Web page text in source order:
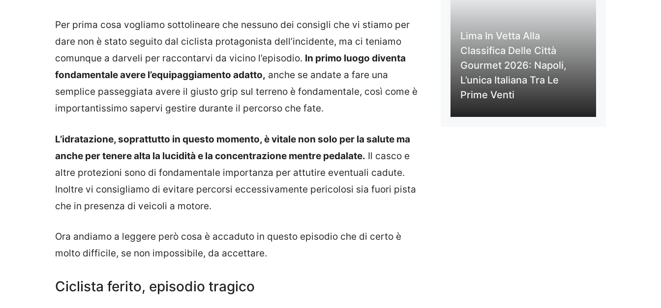
Per prima cosa vogliamo sottolineare che nessuno dei consigli che vi stiamo per
dare non è stato seguito dal ciclista protagonista dell’incidente, ma ci teniamo
comunque a darveli per raccontarvi da vicino l’episodio. In primo luogo diventa
fondamentale avere l’equipaggiamento adatto, anche se andate a fare una
semplice passeggiata avere il giusto grip sul terreno è fondamentale, così come è
importantissimo sapervi gestire durante il percorso che fate.
L’idratazione, soprattutto in questo momento, è vitale non solo per la salute ma
anche per tenere alta la lucidità e la concentrazione mentre pedalate. Il casco e
altre protezioni sono di fondamentale importanza per attutire eventuali cadute.
Inoltre vi consigliamo di evitare percorsi eccessivamente pericolosi sia fuori pista
che in presenza di veicoli a motore.
Ora andiamo a leggere però cosa è accaduto in questo episodio che di certo è
molto difficile, se non impossibile, da accettare.
Ciclista ferito, episodio tragico
Lima In Vetta Alla
Classifica Delle Città
Gourmet 2026: Napoli,
L’unica Italiana Tra Le
Prime Venti